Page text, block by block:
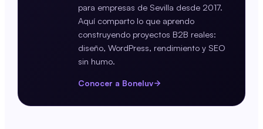
para empresas de Sevilla desde 2017.
Aquí comparto lo que aprendo
construyendo proyectos B2B reales:
diseño, WordPress, rendimiento y SEO
sin humo.
Conocer a Boneluv